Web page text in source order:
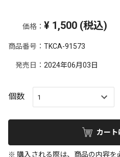
価格： ¥ 1,500 (税込)
商品番号： TKCA-91573
発売日： 2024年06月03日
個数
カート
※ 購入される際は、商品の内容を